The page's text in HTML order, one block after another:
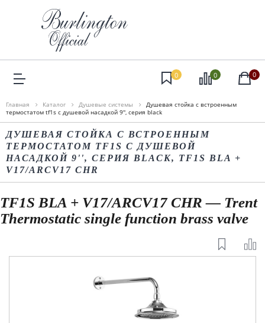
0 0 0
Главная Каталог Душевые системы
Душевая стойка c встроенным
термостатом tf1s c душевой насадкой 9'', серия black
ДУШЕВАЯ СТОЙКА C ВСТРОЕННЫМ
ТЕРМОСТАТОМ TF1S C ДУШЕВОЙ
НАСАДКОЙ 9'', СЕРИЯ BLACK, TF1S BLA +
V17/ARCV17 CHR
TF1S BLA + V17/ARCV17 CHR — Trent
Thermostatic single function brass valve